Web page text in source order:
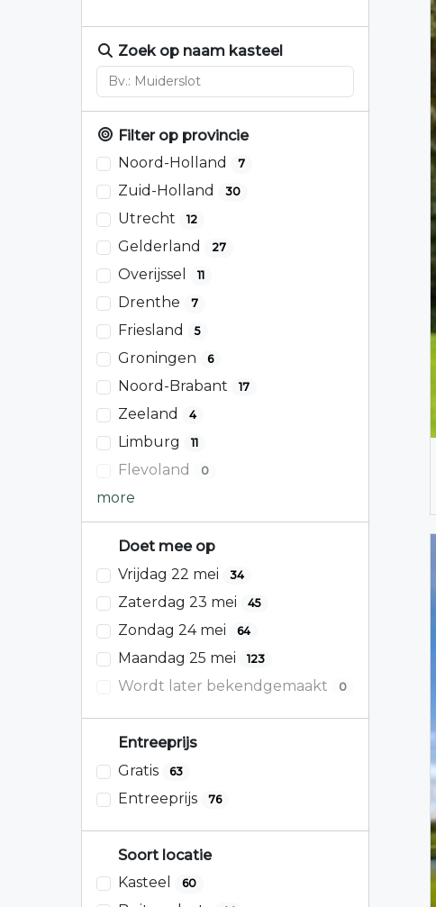
Zoek op naam kasteel
Filter op provincie
Noord-Holland
7
Zuid-Holland 30
Utrecht 12
Gelderland 27
Overijssel 11
Drenthe 7
Friesland 5
Groningen 6
Noord-Brabant 17
Zeeland 4
Limburg 11
Flevoland 0
more
Doet mee op
Vrijdag 22 mei
34
Zaterdag 23 mei 45
Zondag 24 mei 64
Maandag 25 mei 123
Wordt later bekendgemaakt 0
Entreeprijs
Gratis
63
Entreeprijs 76
Soort locatie
Kasteel
60